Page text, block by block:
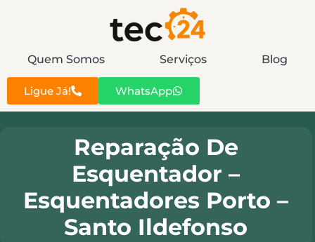
Quem Somos Serviços Blog
Ligue Já! WhatsApp
Reparação De
Esquentador –
Esquentadores Porto –
Santo Ildefonso